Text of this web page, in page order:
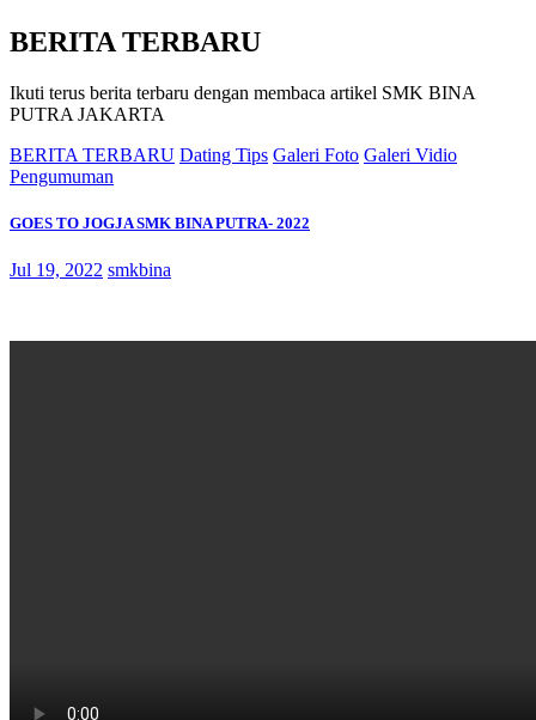
BERITA TERBARU
Ikuti terus berita terbaru dengan membaca artikel SMK BINA
PUTRA JAKARTA
BERITA TERBARU Dating Tips Galeri Foto Galeri Vidio
Pengumuman
GOES TO JOGJA SMK BINA PUTRA- 2022
Jul 19, 2022 smkbina